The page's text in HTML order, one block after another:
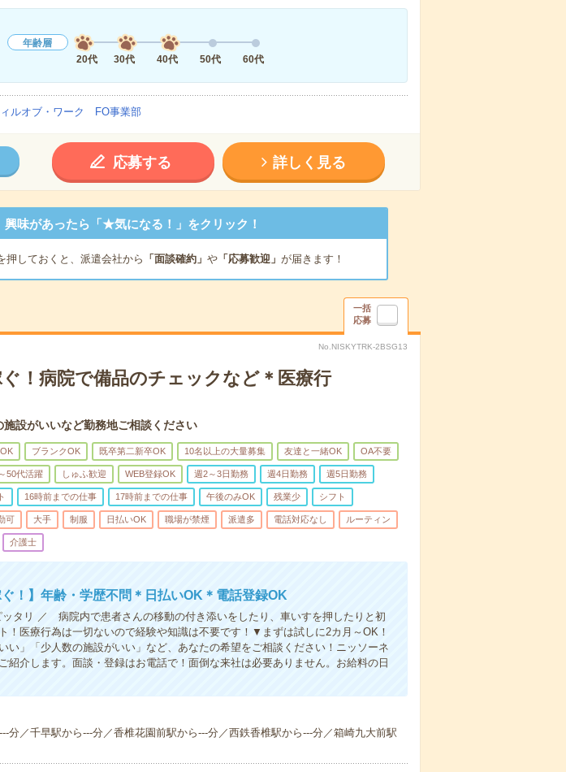
年齢層
20代
30代 40代 50代 60代
ルオブ・ワーク FO事業部
応募する 詳しく見る
興味があったら「★気になる！」をクリック！
押しておくと、派遣会社から 「面談確約」 や「応募歓迎」 が届きます！
一括
応募
No.NISKYTRK-2BSG13
！病院で備品のチェックなど＊医療行
設がいいなど勤務地ご相談ください
ブランクOK 既卒第二新卒OK 10名以上の大量募集 友達と一緒OK OA不要
50代活躍 しゅふ歓迎 WEB登録OK 週2～3日勤務 週4日勤務 週5日勤務
16時前までの仕事 17時前までの仕事 午後のみOK 残業少 シフト
可 大手 制服 日払いOK 職場が禁煙 派遣多 電話対応なし ルーティン
介護士
ぐ！】年齢・学歴不問＊日払いOK＊電話登録OK
タリ ／ 病院内で患者さんの移動の付き添いをしたり、車いすを押したりと初
！医療行為は一切ないので経験や知識は不要です！▼まずは試しに2カ月～OK！
い」「少人数の施設がいい」など、あなたの希望をご相談ください！ニッソーネ
紹介します。面談・登録はお電話で！面倒な来社は必要ありません。お給料の日
分／千早駅から---分／香椎花園前駅から---分／西鉄香椎駅から---分／箱崎九大前駅